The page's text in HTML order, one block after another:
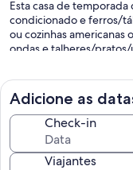
Esta casa de
condicionado e ferros/
ou cozinhas
ondas e talheres/
Os hóspedes podem
mais (para 3-5 pessoas
Adicione as
Check-in
Viajantes